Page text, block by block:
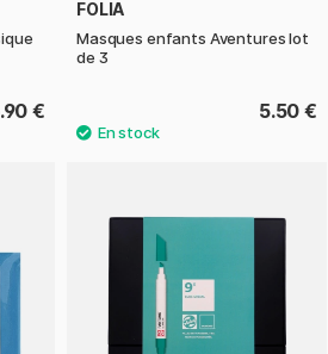
€
FOLIA
Masques enfants Aventures lot
de 3
5.50 €